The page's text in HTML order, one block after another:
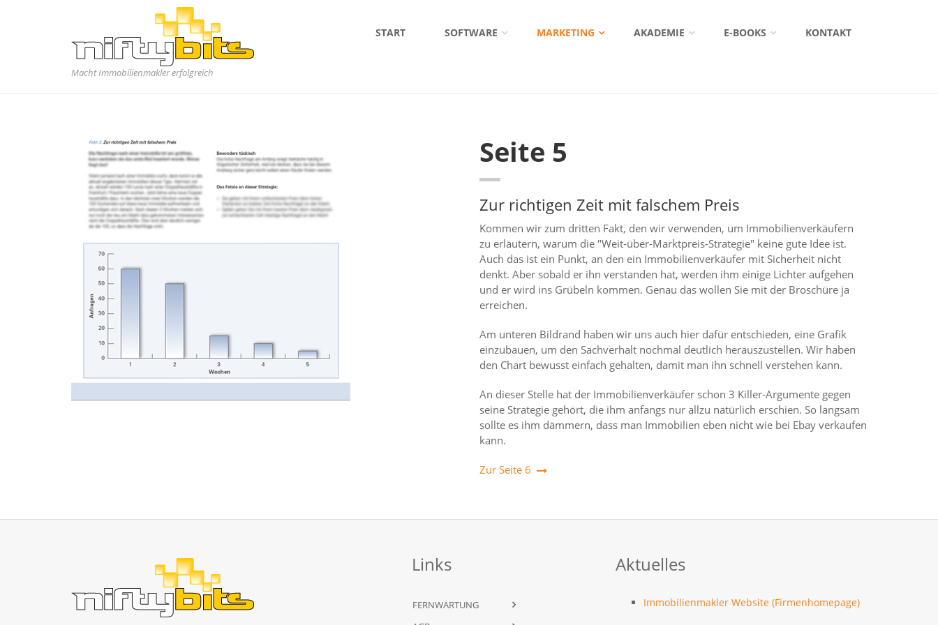
Macht Immobilienmakler erfolgreich
START SOFTWARE MARKETING AKADEMIE E-BOOKS KONTAKT
Seite 5
Zur richtigen Zeit mit falschem Preis
Kommen wir zum dritten Fakt, den wir verwenden, um Immobilienverkäufern
zu erläutern, warum die "Weit-über-Marktpreis-Strategie" keine gute Idee ist.
Auch das ist ein Punkt, an den ein Immobilienverkäufer mit Sicherheit nicht
denkt. Aber sobald er ihn verstanden hat, werden ihm einige Lichter aufgehen
und er wird ins Grübeln kommen. Genau das wollen Sie mit der Broschüre ja
erreichen.
Am unteren Bildrand haben wir uns auch hier dafür entschieden, eine Grafik
einzubauen, um den Sachverhalt nochmal deutlich herauszustellen. Wir haben
den Chart bewusst einfach gehalten, damit man ihn schnell verstehen kann.
An dieser Stelle hat der Immobilienverkäufer schon 3 Killer-Argumente gegen
seine Strategie gehört, die ihm anfangs nur allzu natürlich erschien. So langsam
sollte es ihm dämmern, dass man Immobilien eben nicht wie bei Ebay verkaufen
kann.
Zur Seite 6
Links
FERNWARTUNG
Aktuelles
Immobilienmakler Website (Firmenhomepage)